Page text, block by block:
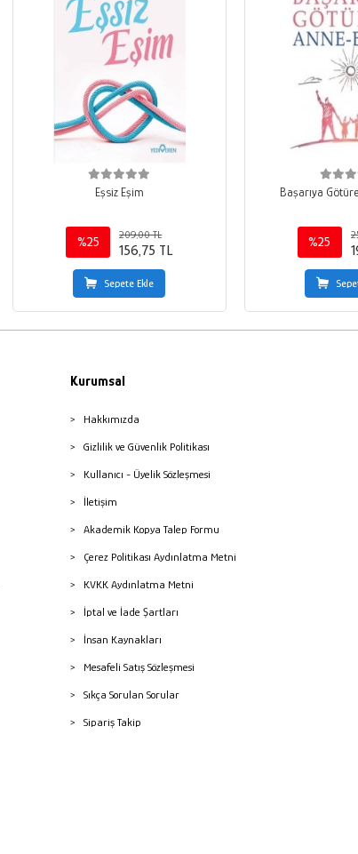
Eşsiz Eşim
%25
209,00 TL
156,75 TL
Sepete Ekle
Başarıya
%25
Kurumsal
Hakkımızda
Gizlilik ve Güvenlik Politikası
Kullanıcı - Üyelik Sözleşmesi
İletişim
Akademik Kopya Talep Formu
Çerez Politikası Aydınlatma Metni
KVKK Aydınlatma Metni
İptal ve İade Şartları
İnsan Kaynakları
Mesafeli Satış Sözleşmesi
Sıkça Sorulan Sorular
Sipariş Takip